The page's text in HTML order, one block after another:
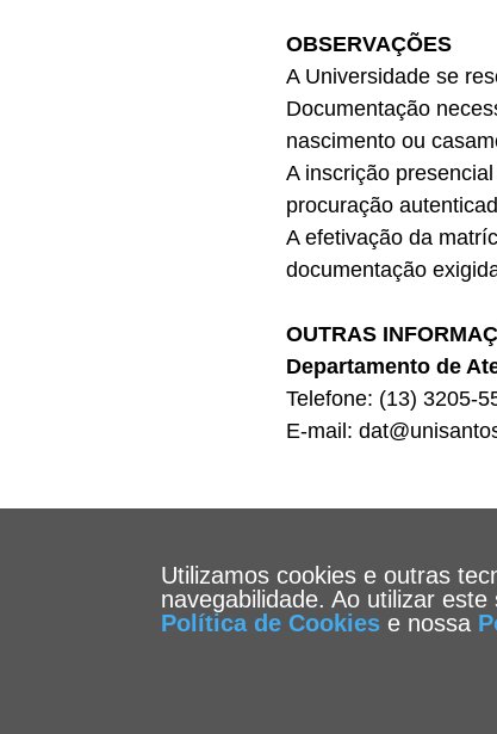
OBSERVAÇÕES
A Universidade se
Documentação
nascimento ou
A inscrição
procuração
A efetivação da
documentação
OUTRAS
Departamento de
Telefone: (13) 3205-
E-mail:
Utilizamos cookies e outras
navegabilidade. Ao utilizar
Política de Cookiese nossa